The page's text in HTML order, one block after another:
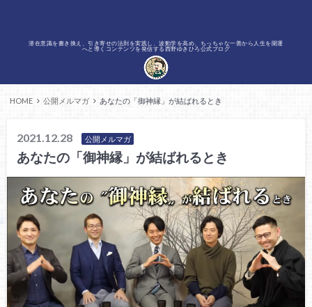
潜在意識を書き換え、引き寄せの法則を実践し、波動学を高め、ちっちゃな一善から人生を開運
へと導くコンテンツを発信する西野ゆきひろ公式ブログ
HOME 公開メルマガ あなたの「御神縁」が結ばれるとき
2021.12.28 公開メルマガ
あなたの「御神縁」が結ばれるとき